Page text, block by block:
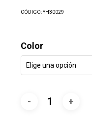
CÓDIGO: YH30029
Color
Elige una opción